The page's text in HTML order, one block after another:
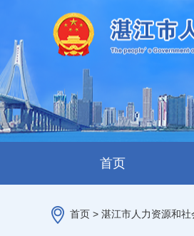
首页
首页 > 湛江市人力资源和社